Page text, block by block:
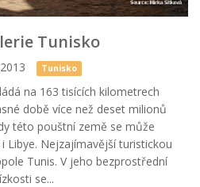
Tunisko
Tunisko
na 163 tisících kilometrech
době více než deset milionů
této pouštní země se může
Libye. Nejzajímavější turistickou
Tunis. V jeho bezprostřední
se...